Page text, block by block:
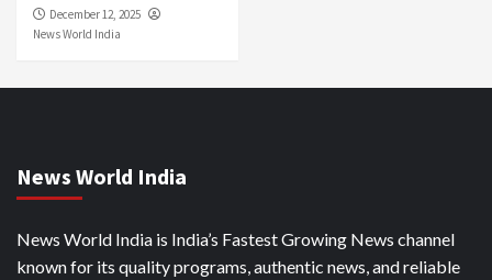
December 12, 2025
News World India
News World India
News World India is India’s Fastest Growing News channel
known for its quality programs, authentic news, and reliable